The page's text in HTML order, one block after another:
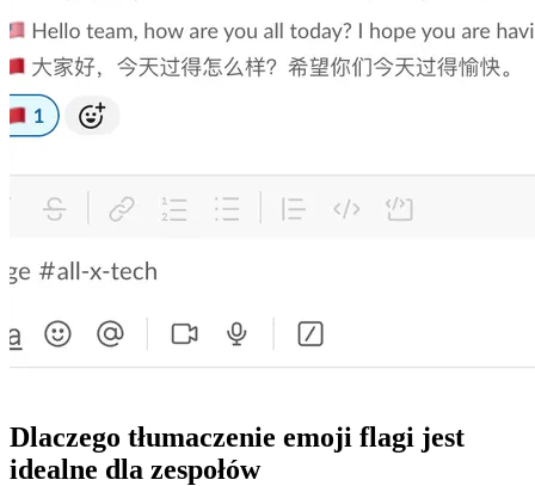
Dlaczego tłumaczenie emoji flagi jest
idealne dla zespołów